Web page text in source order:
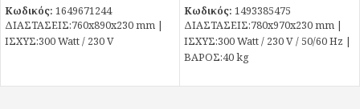
Κωδικός: 1649671244
ΔΙΑΣΤΑΣΕΙΣ:760x890x230 mm |
ΙΣΧΥΣ:300 Watt / 230 V
Κωδικός: 1493385475
ΔΙΑΣΤΑΣΕΙΣ:780x970x230 mm |
ΙΣΧΥΣ:300 Watt / 230 V / 50/60 Hz |
ΒΑΡΟΣ:40 kg